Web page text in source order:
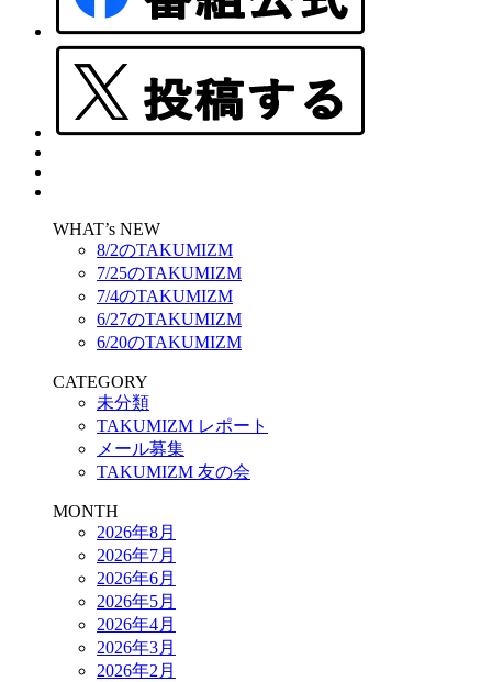
WHAT’s NEW
8/2のTAKUMIZM
7/25のTAKUMIZM
7/4のTAKUMIZM
6/27のTAKUMIZM
6/20のTAKUMIZM
CATEGORY
未分類
TAKUMIZM レポート
メール募集
TAKUMIZM 友の会
MONTH
2026年8月
2026年7月
2026年6月
2026年5月
2026年4月
2026年3月
2026年2月